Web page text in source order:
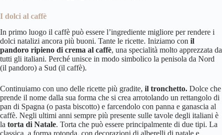
I dolci al caffè
In primo luogo il caffè può essere l’ingrediente migliore per rendere i
dolci natalizi ancora più buoni. Tante le ricette. Iniziamo con il
pandoro ripieno di crema al caffè, una specialità molto apprezzata da
tutti gli italiani. Perché unisce in modo simbolico la penisola da Nord
(il pandoro) a Sud (il caffè).
Continuiamo con uno delle ricette più gradite, il tronchetto. Dolce che
prende il nome dalla sua forma che si crea arrotolando un rettangolo di
pan di Spagna (o pasta biscotto) e farcendolo con panna e ganascia al
caffè. Negli ultimi anni sempre più presente sulle tavole degli italiani è
la torta di Natale. Torta che può essere principalmente di due tipi. La